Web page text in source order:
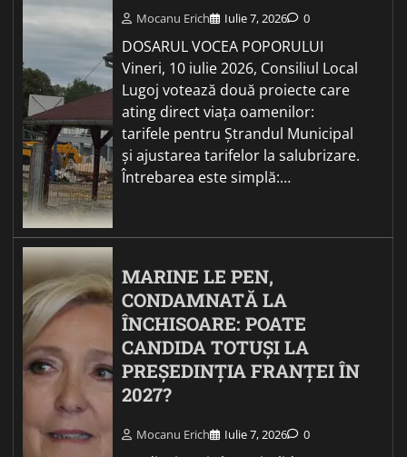
Mocanu Erich Iulie 7, 2026 0
DOSARUL VOCEA POPORULUI
Vineri, 10 iulie 2026, Consiliul Local
Lugoj votează două proiecte care
ating direct viața oamenilor:
tarifele pentru Ștrandul Municipal
și ajustarea tarifelor la salubrizare.
Întrebarea este simplă:…
MARINE LE PEN,
CONDAMNATĂ LA
ÎNCHISOARE: POATE
CANDIDA TOTUȘI LA
PREȘEDINȚIA FRANȚEI ÎN
2027?
Mocanu Erich Iulie 7, 2026 0